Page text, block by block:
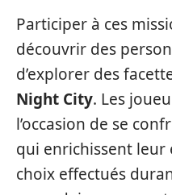
Participer à ces
découvrir des
d’explorer des
Night City. Les
l’occasion de se
qui enrichissent leur
choix effectués